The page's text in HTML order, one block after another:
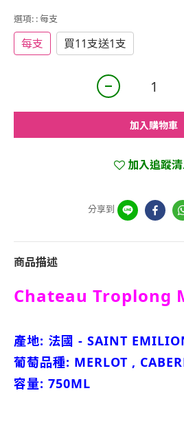
選項: : 每支
每支 買11支送1支
加入購物車
加入追蹤
分享到
商品描述
Chateau Troplong
產地: 法國 - SAINT
葡萄品種: MERLOT ,
容量: 750ML